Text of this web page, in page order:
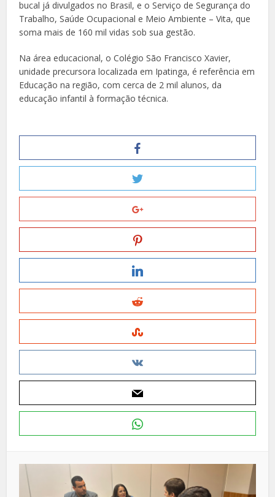
bucal já divulgados no Brasil, e o Serviço de Segurança do
Trabalho, Saúde Ocupacional e Meio Ambiente – Vita, que
soma mais de 160 mil vidas sob sua gestão.
Na área educacional, o Colégio São Francisco Xavier,
unidade precursora localizada em Ipatinga, é referência em
Educação na região, com cerca de 2 mil alunos, da
educação infantil à formação técnica.